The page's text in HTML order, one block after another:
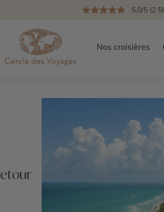
5,0/5 (2
Nos croisières